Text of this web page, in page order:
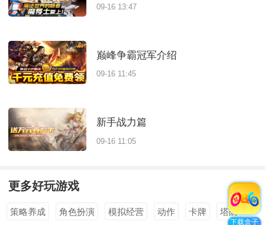
09-16 13:47
巅峰争霸冠军介绍
09-16 11:45
新手战力篇
09-16 11:05
更多好玩游戏 全部 >
策略养成 角色扮演 模拟经营 动作 卡牌 塔防
下载盒子